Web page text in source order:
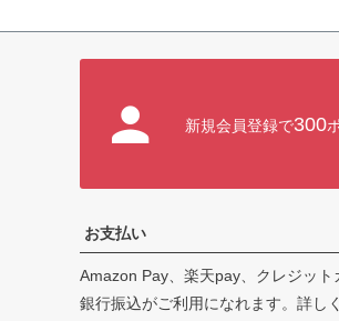
新規会員登録で300
お支払い
Amazon Pay、楽天pay、クレジット
銀行振込がご利用になれます。詳し